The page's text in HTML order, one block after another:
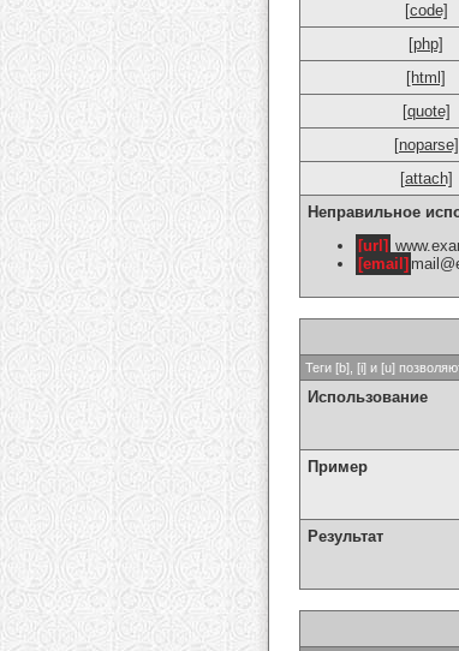
[code]
[php]
[html]
[quote]
[noparse]
[attach]
Неправильное
[url]
[email]
Теги [b], [i] и [u]
Использование
Пример
Результат